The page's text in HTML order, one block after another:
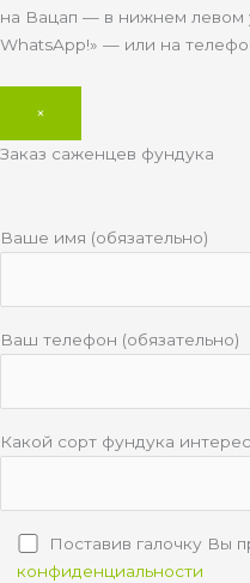
на Вацап — в нижнем левом
WhatsApp!» — или на
×
Заказ саженцев фундука
Ваше имя (обязательно)
Ваш телефон (обязательно)
Какой сорт фундука
Поставив галочку Вы
конфиденциальности